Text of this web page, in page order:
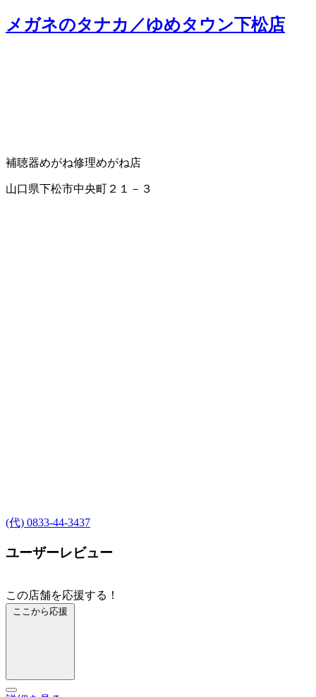
メガネのタナカ／ゆめタウン下松店
補聴器めがね修理めがね店
山口県下松市中央町２１－３
(代) 0833-44-3437
ユーザーレビュー
この店舗を応援する！
ここから応援